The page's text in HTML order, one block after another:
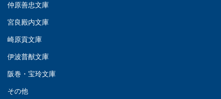
ー
シ
ョ
ン
ッ
タ
(Left)
仲原善忠文庫
文
(Middle)
宮良殿内文庫
崎原貢文庫
伊波普猷文庫
文
阪巻・宝玲文庫
その他